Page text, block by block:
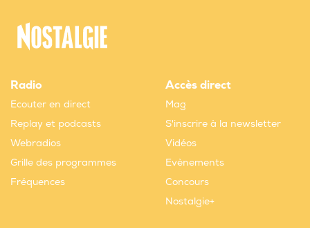
Radio
Ecouter en direct
Replay et podcasts
Webradios
Grille des programmes
Fréquences
Accès direct
Mag
S'inscrire à la newsletter
Vidéos
Evènements
Concours
Nostalgie+